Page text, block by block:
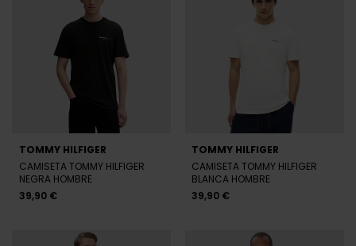
TOMMY HILFIGER
CAMISETA TOMMY HILFIGER
NEGRA HOMBRE
39,90 €
TOMMY HILFIGER
CAMISETA TOMMY HILFIGER
BLANCA HOMBRE
39,90 €